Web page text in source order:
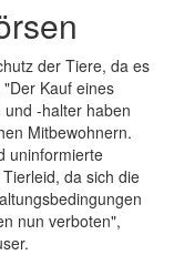
der Tiere, da es
Kauf eines
-halter haben
Mitbewohnern.
uninformierte
da sich die
nun verboten",